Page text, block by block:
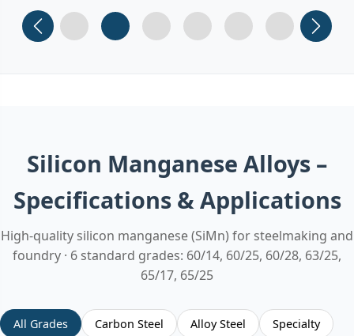
Slide 1 Slide 2 Slide 3 (current)
Slide 4 Slide 5 Slide 6
Silicon Manganese Alloys –
Specifications & Applications
High-quality silicon manganese (SiMn) for steelmaking and
foundry · 6 standard grades: 60/14, 60/25, 60/28, 63/25,
65/17, 65/25
All Grades Carbon Steel Alloy Steel
Specialty